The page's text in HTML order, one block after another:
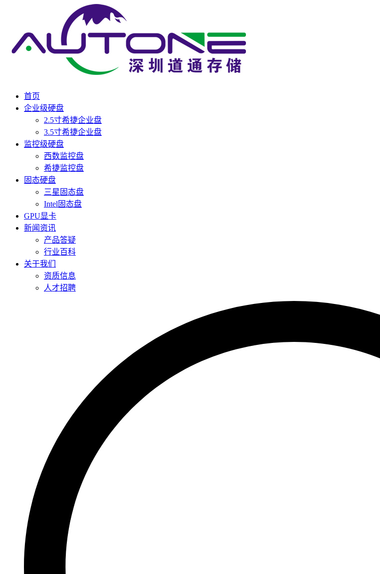
首页
企业级硬盘
2.5寸希捷企业盘
3.5寸希捷企业盘
监控级硬盘
西数监控盘
希捷监控盘
固态硬盘
三星固态盘
Intel固态盘
GPU显卡
新闻资讯
产品答疑
行业百科
关于我们
资质信息
人才招聘